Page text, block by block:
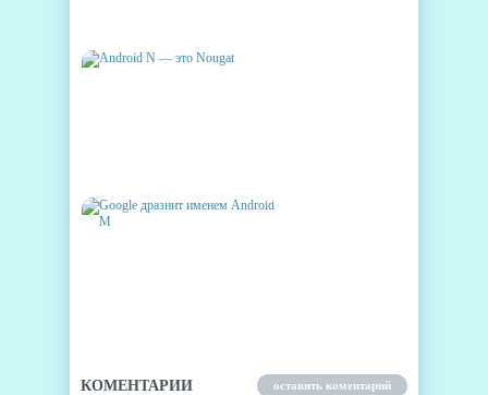
КОМЕНТАРИИ оставить коментарий